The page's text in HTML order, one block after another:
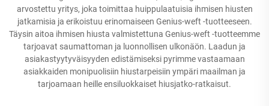
arvostettu yritys, joka toimittaa huippulaatuisia ihmisen hiusten
jatkamisia ja erikoistuu erinomaiseen Genius-weft -tuotteeseen.
Täysin aitoa ihmisen hiusta valmistettuna Genius-weft -tuotteemme
tarjoavat saumattoman ja luonnollisen ulkonäön. Laadun ja
asiakastyytyväisyyden edistämiseksi pyrimme vastaamaan
asiakkaiden monipuolisiin hiustarpeisiin ympäri maailman ja
tarjoamaan heille ensiluokkaiset hiusjatko-ratkaisut.